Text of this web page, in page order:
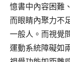
憶書中內容困難
而眼睛內聚力不
一般人。而視覺
運動系統障礙如